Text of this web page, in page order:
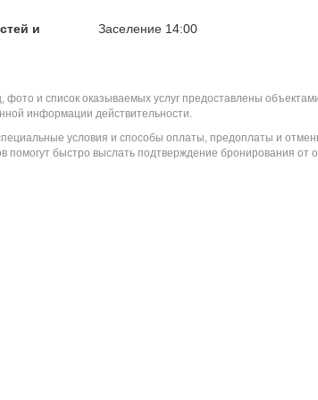
и
Заселение 14:00
фото и список оказываемых услуг предоставлены
информации действительности.
условия и способы оплаты, предоплаты и
помогут быстро выслать подтверждение бронирования